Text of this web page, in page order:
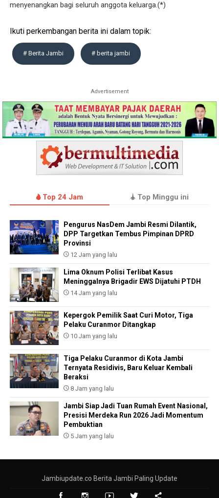
menyenangkan bagi seluruh anggota keluarga.(*)
Ikuti perkembangan berita ini dalam topik:
# Berita Jambi # berita jambi
Advertisement
Top 24 Jam Top Minggu ini
Pengurus NasDem Jambi Resmi Dilantik,
DPP Targetkan Tembus Pimpinan DPRD
Provinsi
12 Jam yang lalu
Lima Oknum Polisi Terlibat Kasus
Meninggalnya Brigadir EWS Dijatuhi PTDH
14 Jam yang lalu
Kepergok Pemilik Saat Curi Motor, Tiga
Pelaku Curanmor Ditangkap
10 Jam yang lalu
Tiga Pelaku Curanmor di Kota Jambi
Ternyata Residivis, Baru Keluar Kembali
Beraksi
8 Jam yang lalu
Jambi Siap Jadi Tuan Rumah Event Nasional,
Presisi Merdeka Run 2026 Jadi Momentum
Pembuktian
5 Jam yang lalu
Jambiupdate.co Berita Jambi Paling Update